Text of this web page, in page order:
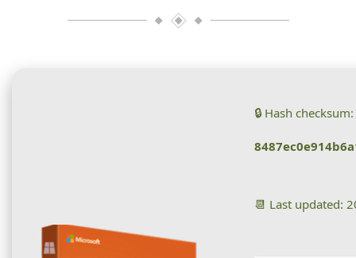
🔒 Hash checksum:
📆 Last updated: